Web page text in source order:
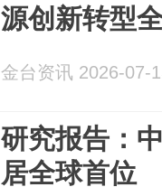
源创新转型
金台资讯 2026-07-
研究报告：
居全球首位